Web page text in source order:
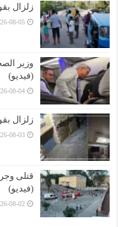
زلزال بقوة 6.3 درجة يضرب جنوب
08-05
وزير
(فيديو)
08-04
زلزال بقوة 5.6 درجات شمال شرق شرم
08-03
قتلى
(فيديو)
08-02